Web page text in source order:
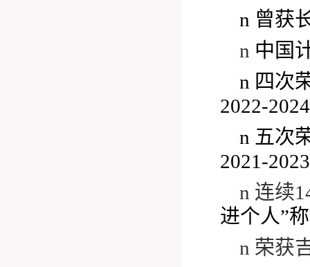
n 曾获
n 中国
n 四次
2022-
n 五次
2021-
n 连续
进个人”
n 荣获